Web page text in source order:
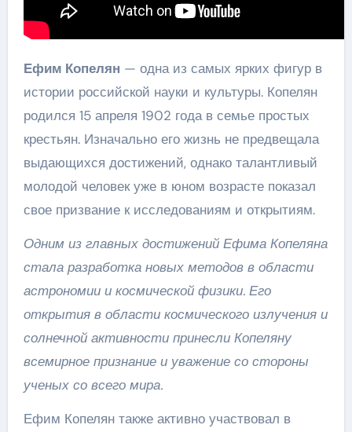
Ефим Копелян — одна из самых ярких фигур в
истории российской науки и культуры. Копелян
родился 15 апреля 1902 года в семье простых
крестьян. Изначально его жизнь не предвещала
выдающихся достижений, однако талантливый
молодой человек уже в юном возрасте показал
свое призвание к исследованиям и открытиям.
Одним из главных достижений Ефима Копеляна
стала разработка новых методов в области
астрономии и космической физики. Его
открытия в области космического излучения и
солнечной активности принесли Копеляну
всемирное признание и уважение со стороны
ученых со всего мира.
Ефим Копелян также активно участвовал в